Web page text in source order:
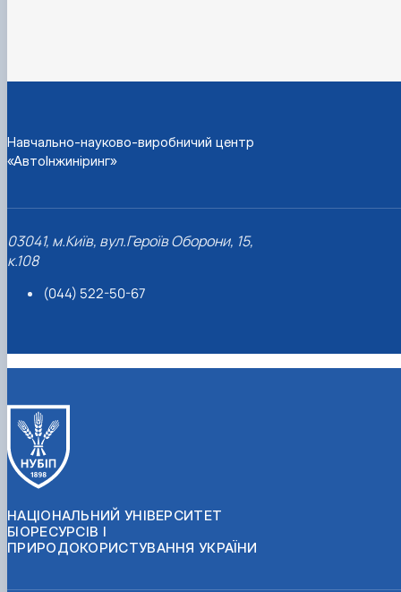
Навчально-науково-виробничий центр
«АвтоІнжиніринг»
03041, м.Київ, вул.Героїв Оборони, 15,
к.108
(044) 522-50-67
НАЦІОНАЛЬНИЙ УНІВЕРСИТЕТ
БІОРЕСУРСІВ І
ПРИРОДОКОРИСТУВАННЯ УКРАЇНИ